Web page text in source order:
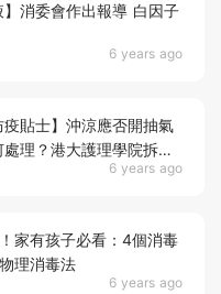
6 years ago
】消委會作出報導 白因子
6 years ago
疫貼士】沖涼應否開抽氣
理？港大護理學院拆解
6 years ago
家有孩子必看：4個消毒
理消毒法